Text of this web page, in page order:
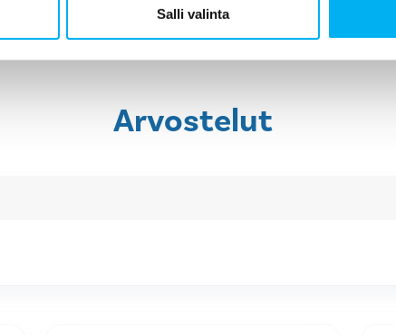
Salli valinta
Arvostelut